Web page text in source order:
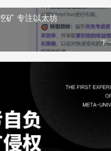
矿 专注以太坊
下